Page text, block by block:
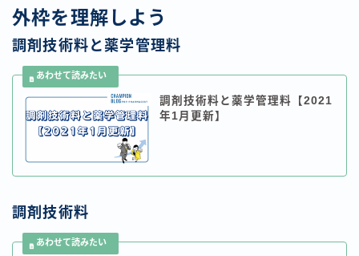
外枠を理解しよう
調剤技術料と薬学管理料
調剤技術料と薬学管理料【2021
年1月更新】
調剤技術料